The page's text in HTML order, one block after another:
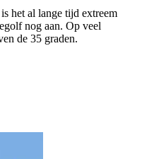
het al lange tijd extreem
nog aan. Op veel
de 35 graden.